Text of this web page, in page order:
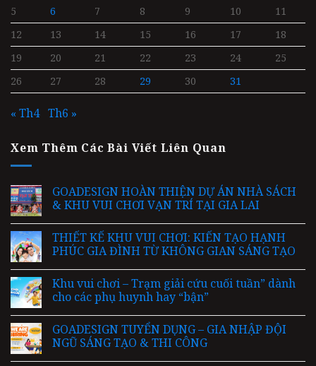
5 6 7 8 9 10
11
12
13 14 15 16 17
18
19
20 21 22 23 24
25
26
27 28 29 30 31
« Th4 Th6 »
Xem Thêm Các Bài Viết Liên Quan
GOADESIGN HOÀN THIỆN DỰ ÁN NHÀ SÁCH
& KHU VUI CHƠI VẠN TRÍ TẠI GIA LAI
THIẾT KẾ KHU VUI CHƠI: KIẾN TẠO HẠNH
PHÚC GIA ĐÌNH TỪ KHÔNG GIAN SÁNG TẠO
Khu vui chơi – Trạm giải cứu cuối tuần” dành
cho các phụ huynh hay “bận”
GOADESIGN TUYỂN DỤNG – GIA NHẬP ĐỘI
NGŨ SÁNG TẠO & THI CÔNG